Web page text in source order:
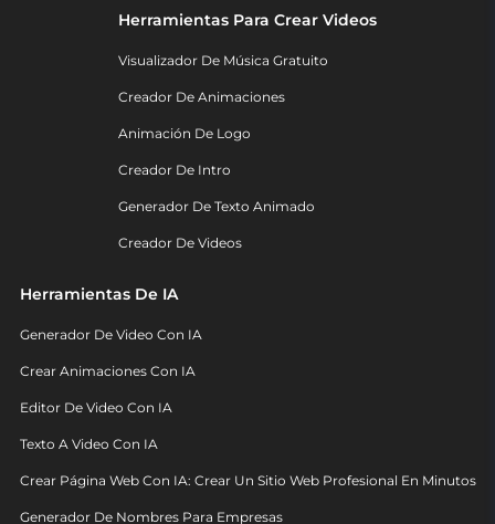
Herramientas Para Crear Videos
Visualizador De Música Gratuito
Creador De Animaciones
Animación De Logo
Creador De Intro
Generador De Texto Animado
Creador De Videos
Herramientas De IA
Generador De Video Con IA
Crear Animaciones Con IA
Editor De Video Con IA
Texto A Video Con IA
Crear Página Web Con IA: Crear Un Sitio Web Profesional En Minutos
Generador De Nombres Para Empresas